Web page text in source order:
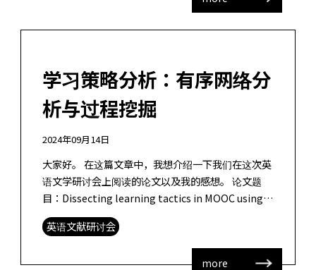
学习策略分析：有序网络分
析与过程挖掘
2024年09月14日
大家好。 在这篇文章中，我想介绍一下我们在这次英
语文学研讨会上阅读的论文以及我的感想。 论文题
目：Dissecting learning tactics in MOOC using
ordered network ana […]
英语文献研讨会
more